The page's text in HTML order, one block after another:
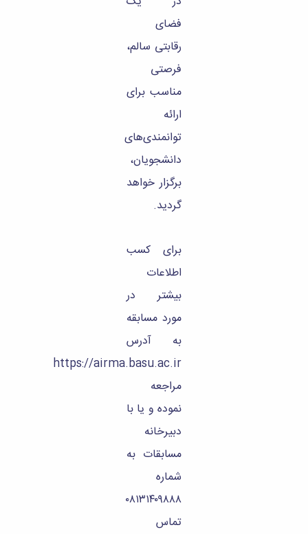
فضای
رقابتی سالم،
فرصتی
مناسب برای
ارائه
توانمندی‌های
دانشجویان،
برگزار خواهد
گردید.
برای کسب
اطلاعات
بیشتر در
مورد مسابقه
به آدرس
https://airma.basu.ac.ir
مراجعه
نموده و یا با
دبیرخانه
مسابقات به
شماره
۰۸۱۳۱۴۰۹۸۸۸
تماس